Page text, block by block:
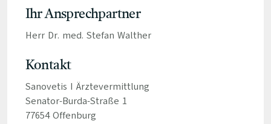
Ihr Ansprechpartner
Herr Dr. med. Stefan Walther
Kontakt
Sanovetis I Ärztevermittlung
Senator-Burda-Straße 1
77654 Offenburg